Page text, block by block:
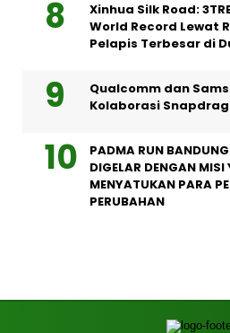
Xinhua Silk Road:
World Record Lewat
Pelapis Terbesar di
Qualcomm dan
Kolaborasi
PADMA RUN
DIGELAR DENGAN MISI
MENYATUKAN PARA
PERUBAHAN